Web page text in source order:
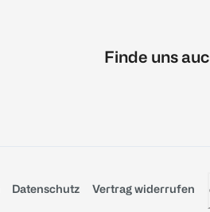
Finde uns
Datenschutz Vertrag widerrufen